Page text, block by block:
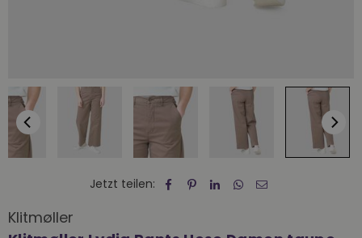
Jetzt teilen:
Klitmøller